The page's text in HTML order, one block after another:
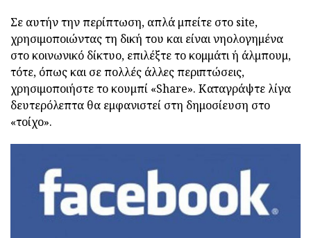
Σε αυτήν την περίπτωση, απλά μπείτε στο site,
χρησιμοποιώντας τη δική του και είναι νηολογημένα
στο κοινωνικό δίκτυο, επιλέξτε το κομμάτι ή άλμπουμ,
τότε, όπως και σε πολλές άλλες περιπτώσεις,
χρησιμοποιήστε το κουμπί «Share». Καταγράψτε λίγα
δευτερόλεπτα θα εμφανιστεί στη δημοσίευση στο
«τοίχο».